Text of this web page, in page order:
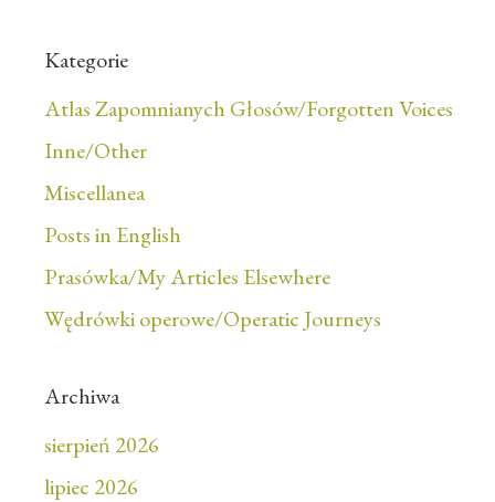
Kategorie
Atlas Zapomnianych Głosów/Forgotten Voices
Inne/Other
Miscellanea
Posts in English
Prasówka/My Articles Elsewhere
Wędrówki operowe/Operatic Journeys
Archiwa
sierpień 2026
lipiec 2026